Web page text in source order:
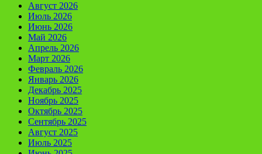
Август 2026
Июль 2026
Июнь 2026
Май 2026
Апрель 2026
Март 2026
Февраль 2026
Январь 2026
Декабрь 2025
Ноябрь 2025
Октябрь 2025
Сентябрь 2025
Август 2025
Июль 2025